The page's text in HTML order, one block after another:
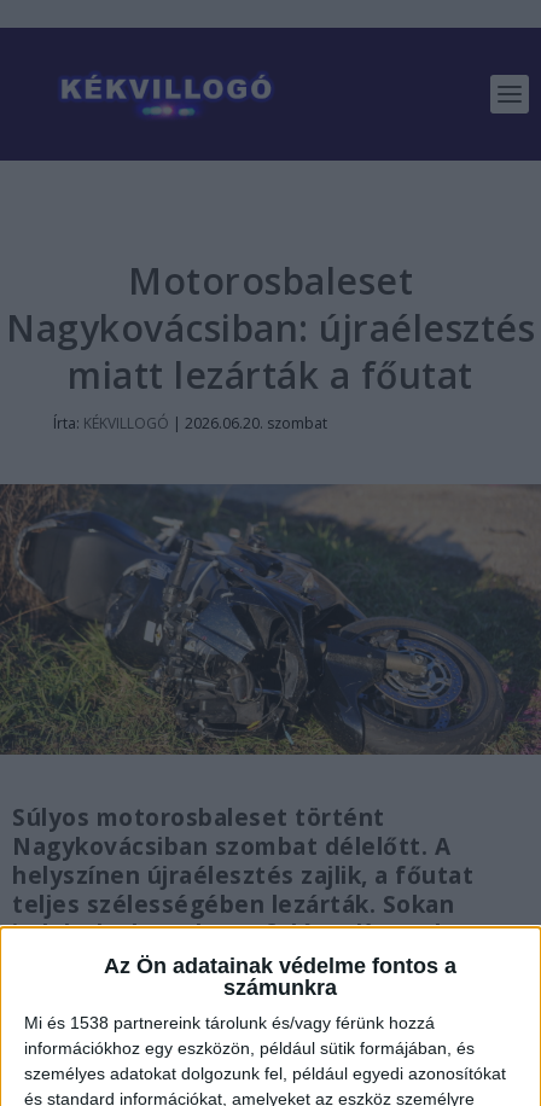
Az Ön adatainak védelme fontos a
számunkra
Mi és 1538 partnereink tárolunk és/vagy férünk hozzá
információkhoz egy eszközön, például sütik formájában, és
személyes adatokat dolgozunk fel, például egyedi azonosítókat
és standard információkat, amelyeket az eszköz személyre
Motorosbaleset
Nagykovácsiban: újraélesztés
miatt lezárták a főutat
Írta: KÉKVILLOGÓ | 2026.06.20. szombat
Súlyos motorosbaleset történt
Nagykovácsiban szombat délelőtt. A
helyszínen újraélesztés zajlik, a főutat
teljes szélességében lezárták. Sokan
indultak el a Balaton felé. Telítettek a
sávok az M7-es autópályán. Már az M1-M7
elválástól lelassul a forgalom. A
Törökbálint és Székesfehérvár között
szakaszosan torlódik a kocsisor, az
átlagoshoz képest hosszabb lehet a